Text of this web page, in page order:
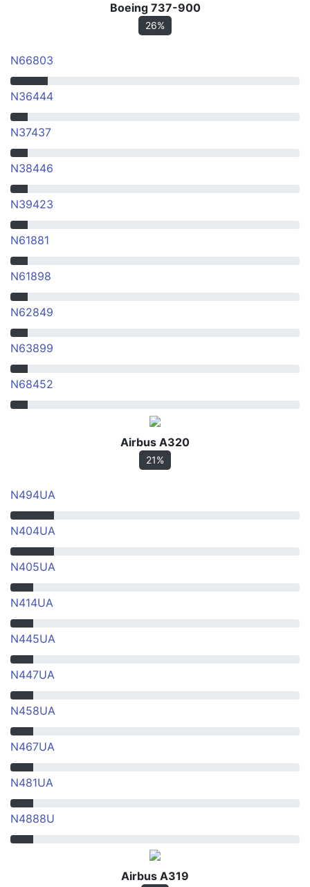
Boeing 737-900
26%
N66803
N36444
N37437
N38446
N39423
N61881
N61898
N62849
N63899
N68452
Airbus A320
21%
N494UA
N404UA
N405UA
N414UA
N445UA
N447UA
N458UA
N467UA
N481UA
N4888U
Airbus A319